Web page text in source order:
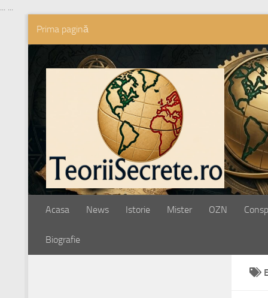
... ...
Skip to content
Prima pagină
Acasa News Istorie Mister OZN
Biografie